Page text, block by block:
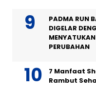
PADMA RUN
DIGELAR
PERUBAHAN
7 Manfaat
Rambut